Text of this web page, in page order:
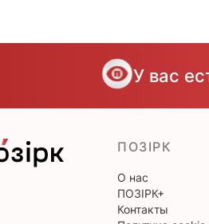
У вас
ПОЗІРК
О нас
ПОЗІРК+
Контакты